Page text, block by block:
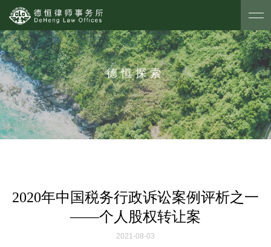
德恒探索
2020年中国税务行政诉讼案例评析之一
——个人股权转让案
2021-08-03